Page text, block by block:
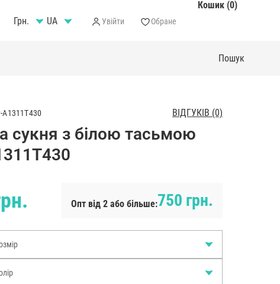
Грн. Увійти Обране
Кошик (0)
ВІДГУКІВ (0)
сукня з білою тасьмою
Опт від 2 або більше:750 грн.